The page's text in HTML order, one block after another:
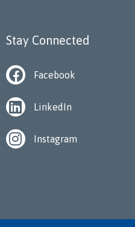
Stay Connected
Facebook
LinkedIn
Instagram